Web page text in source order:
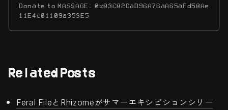
Donate to MASSAGE: 0x83C82DaD96A76aA65aFd58Ae
11E4c01109a353E5
Related Posts
Feral FileとRhizomeがサマーエキシビションシリー